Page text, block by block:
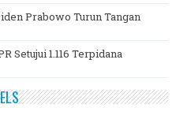
Prabowo Turun Tangan
Setujui 1.116 Terpidana